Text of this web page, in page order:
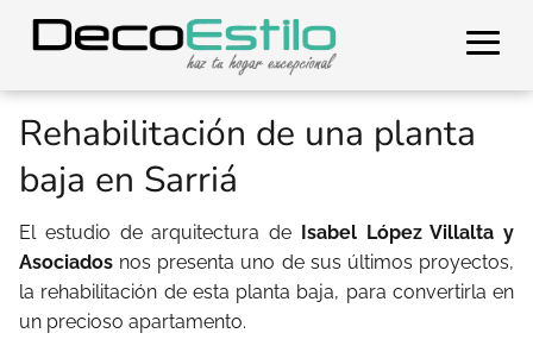
Rehabilitación de una planta
baja en Sarriá
El estudio de arquitectura de Isabel López Villalta y
Asociados nos presenta uno de sus últimos proyectos,
la rehabilitación de esta planta baja, para convertirla en
un precioso apartamento.